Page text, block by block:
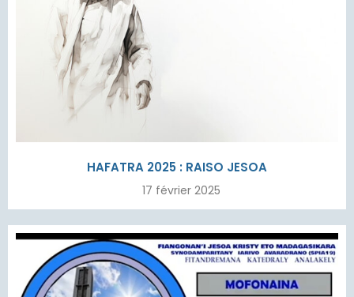
HAFATRA 2025 : RAISO JESOA
17 février 2025